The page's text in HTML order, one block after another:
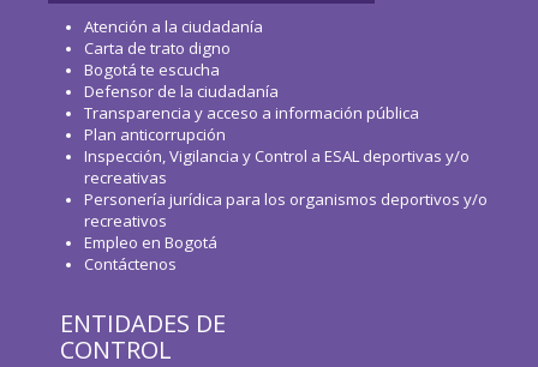
Atención a la ciudadanía
Carta de trato digno
Bogotá te escucha
Defensor de la ciudadanía
Transparencia y acceso a información pública
Plan anticorrupción
Inspección, Vigilancia y Control a ESAL deportivas y/o
recreativas
Personería jurídica para los organismos deportivos y/o
recreativos
Empleo en Bogotá
Contáctenos
ENTIDADES DE
CONTROL